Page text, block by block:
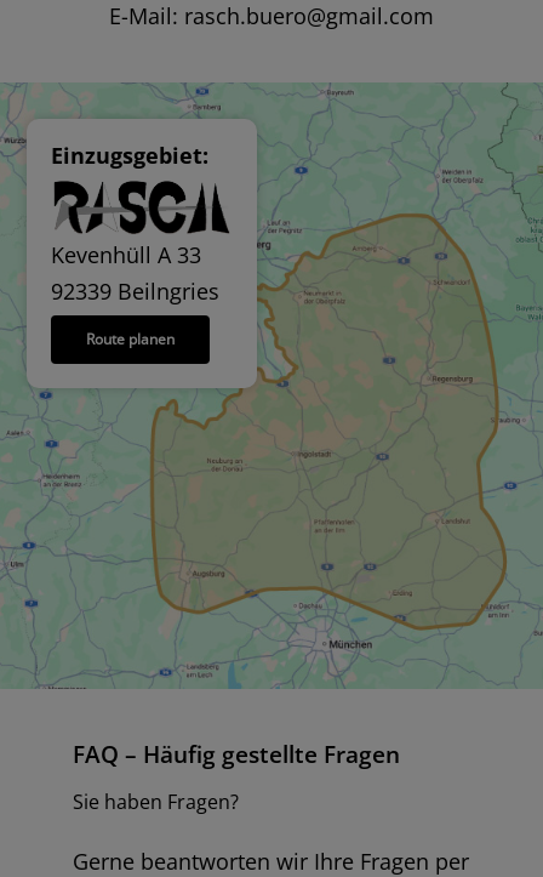
E-Mail: rasch.buero@gmail.com
Einzugsgebiet:
Kevenhüll A 33
92339 Beilngries
Route planen
FAQ – Häufig gestellte Fragen
Sie haben Fragen?
Gerne beantworten wir Ihre Fragen per